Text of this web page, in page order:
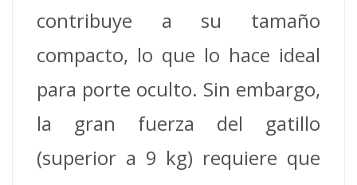
contribuye a su tamaño
compacto, lo que lo hace ideal
para porte oculto. Sin embargo,
la gran fuerza del gatillo
(superior a 9 kg) requiere que